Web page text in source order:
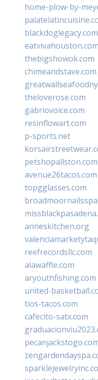
home-plow-by-
blackdoglegacy.com
eatvivahouston.com
thebigshowok.com
chimeandstave.com
theloverose.com
gabriovoice.com
resinflowart.com
p-sports.net
petshopallston.com
avenue26tacos.com
topgglasses.com
anneskitchen.org
reefrecordsllc.com
alawaffle.com
aryouthfishing.com
united-
tios-tacos.com
cafecito-satx.com